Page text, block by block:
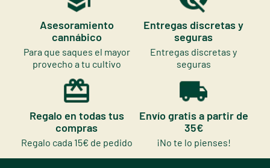
Asesoramiento
cannábico
Para que saques el mayor
provecho a tu cultivo
Entregas discretas y
seguras
Entregas discretas y
seguras
Regalo en todas tus
compras
Regalo cada 15€ de pedido
Envío gratis a partir de
35€
¡No te lo pienses!